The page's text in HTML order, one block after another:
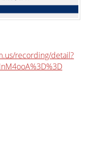
recording/detail?